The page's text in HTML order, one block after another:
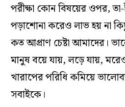
পরীক্ষা কোন বিষয়ের ওপর,
পড়াশোনা করেও লাভ হয় না
কত আপ্রাণ চেষ্টা আমাদের।
মানুষ বয়ে যায়, লড়ে যায়,
খারাপের পরিধি কমিয়ে
সবাইকে।